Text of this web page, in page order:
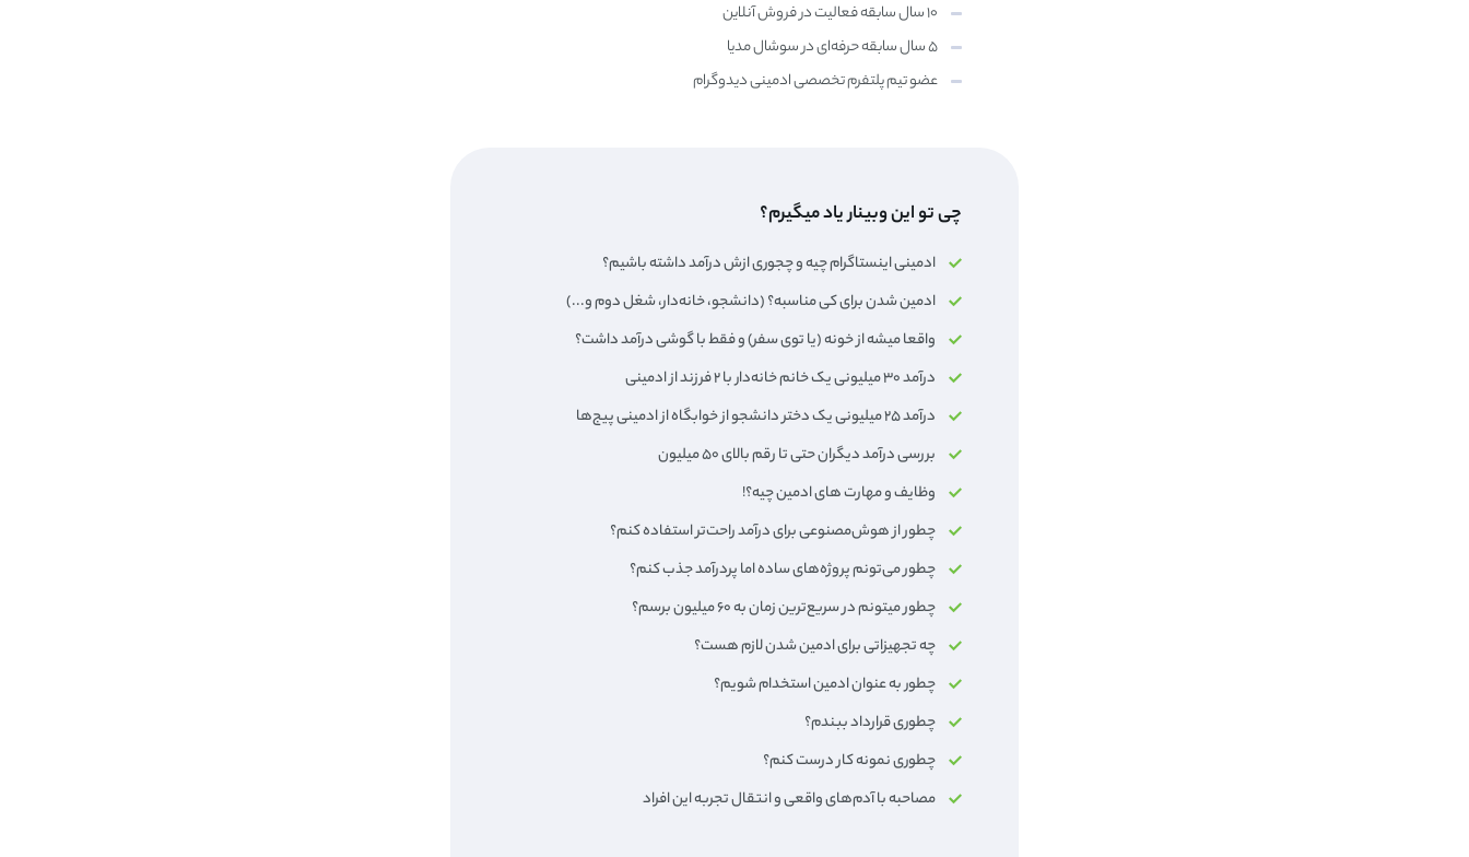
۱۰ سال سابقه فعالیت در فروش آنلاین
۵ سال سابقه حرفه‌ای در سوشال مدیا
عضو تیم پلتفرم تخصصی ادمینی دیدوگرام
چی تو این وبینار یاد میگیرم؟
ادمینی اینستاگرام چیه و چجوری ازش درآمد داشته باشیم؟
ادمین شدن برای کی مناسبه؟ (دانشجو، خانه‌دار،‌ شغل دوم و...)
واقعا میشه از خونه (یا توی سفر) و فقط با گوشی درآمد داشت؟
درآمد ۳۰ میلیونی یک خانم خانه‌دار با ۲ فرزند از ادمینی
درآمد ۲۵ میلیونی یک دختر دانشجو از خوابگاه از ادمینی پیج‌ها
بررسی درآمد دیگران حتی تا رقم بالای ۵۰ میلیون
وظایف و مهارت های ادمین چیه؟!
چطور از هوش‌مصنوعی برای درآمد راحت‌تر استفاده کنم؟
چطور می‌تونم پروژه‌های ساده اما پردرآمد جذب کنم؟
چطور میتونم در سریع‌ترین زمان به 6۰ میلیون برسم؟
چه تجهیزاتی برای ادمین شدن لازم هست؟
چطور به عنوان ادمین استخدام شویم؟
چطوری قرارداد ببندم؟
چطوری نمونه کار درست کنم؟
مصاحبه با آدم‌های واقعی و انتقال تجربه این افراد